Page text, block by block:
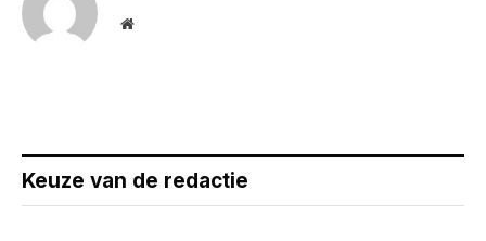
Website
Keuze van de redactie